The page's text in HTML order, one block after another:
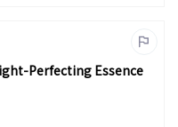
Perfecting Essence